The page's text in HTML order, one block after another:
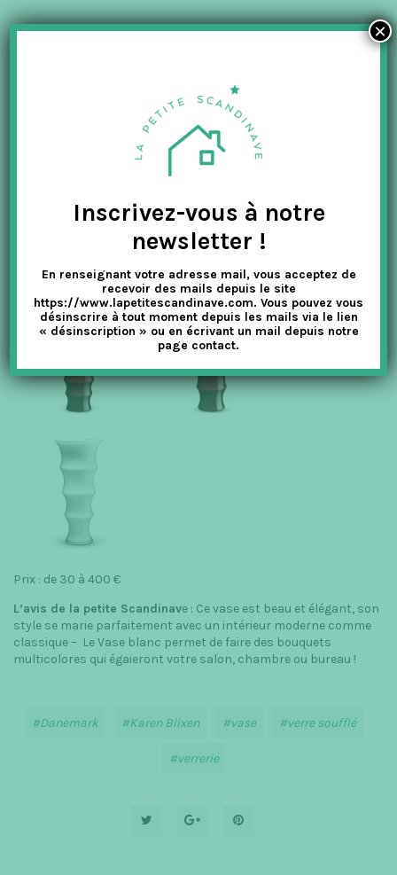
Prix : de 30 à 400 €
L’avis de la petite Scandinave : Ce vase est beau et élégant, son
style se marie parfaitement avec un intérieur moderne comme
classique – Le Vase blanc permet de faire des bouquets
multicolores qui égaieront votre salon, chambre ou bureau !
Danemark Karen Blixen vase verre soufflé
verrerie
Inscrivez-vous à notre
newsletter !
En renseignant votre adresse mail, vous acceptez de
recevoir des mails depuis le site
https://www.lapetitescandinave.com. Vous pouvez vous
désinscrire à tout moment depuis les mails via le lien
« désinscription » ou en écrivant un mail depuis notre
page contact.
×